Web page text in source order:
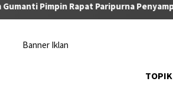
Paripurna Penyampaian Rancangan